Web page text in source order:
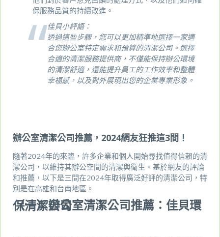
保服務品質的持續改進。
佳貝小評語：
透過這些步驟，您可以更加精準地選擇一家適
合您辦公室特定需求和預算的清潔公司。選擇
合適的清潔服務提供商，不僅能保持辦公環境
的清潔舒適，還能提升員工的工作效率和整體
幸福感，以及對外展現出您的企業專業形象。
辦公室清潔公司推薦，2024網友狂推這3間！
隨著2024年的來臨，許多企業和個人開始尋找值得信賴的清
潔公司，以維持其辦公空間的清潔與衛生。基於網友的評論
和推薦，以下是三間在2024年取得廣泛好評的清潔公司，特
別是在高雄和台南地區。
（一）辦公室清潔公司推薦：佳貝環保清潔公司